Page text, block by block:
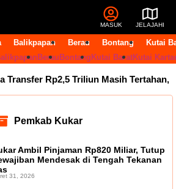
MASUK JELAJAHI
Balikpapan Berau Bontang
Kutai
Berau Bontang Kutai BaratKutai
Transfer Rp2,5 Triliun Masih Tertahan,
Tambah Lima Raperda di Luar
Fokus Perkuat PAD dan
Organisasi Daerah
Pemkab Kukar
Ambil Pinjaman Rp820 Miliar, Tutup
Mendesak di Tengah Tekanan
31, 2026